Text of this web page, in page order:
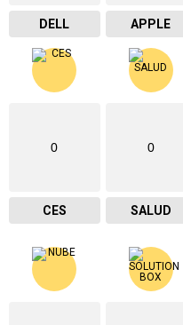
DELL APPLE
0
CES
0
SALUD